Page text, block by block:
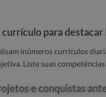
para destacar
inúmeros currículos
Liste suas
e conquistas